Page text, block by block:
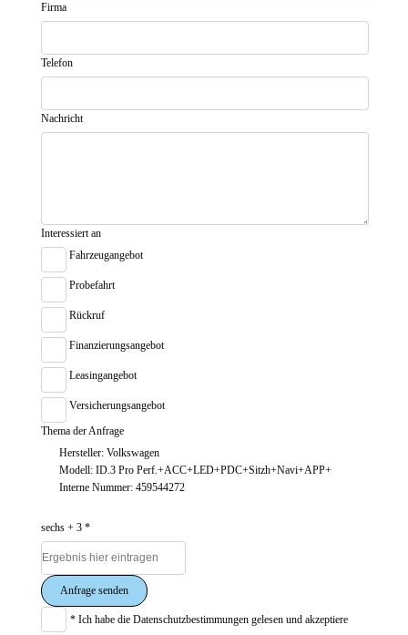
Firma
Telefon
Nachricht
Interessiert an
Fahrzeugangebot
Probefahrt
Rückruf
Finanzierungsangebot
Leasingangebot
Versicherungsangebot
Thema der Anfrage
Hersteller: Volkswagen
Modell: ID.3 Pro Perf.+ACC+LED+PDC+Sitzh+Navi+APP+
Interne Nummer: 459544272
sechs + 3 *
Anfrage senden
* Ich habe die Datenschutzbestimmungengelesen und akzeptiere